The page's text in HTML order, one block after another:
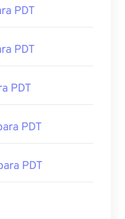
PDT
PDT
PDT
PDT
PDT